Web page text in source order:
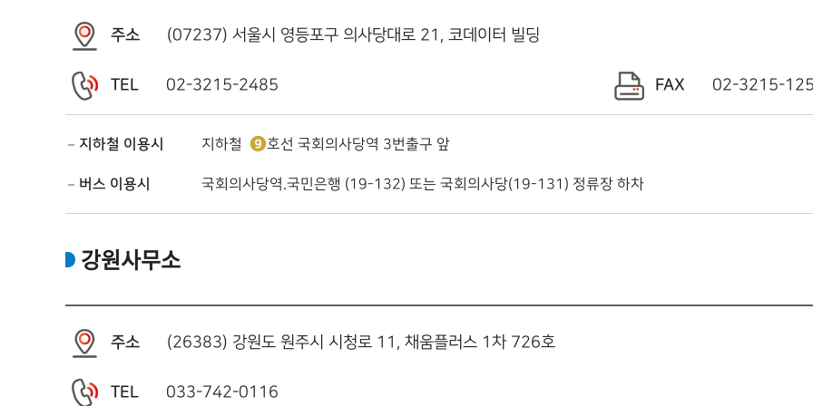
주소 (07237) 서울시 영등포구 의사당대로 21, 코데이터 빌딩
TEL 02-3215-2485 FAX 02-3215-
지하철 이용시 지하철 호선 국회의사당역 3번출구 앞
버스 이용시 국회의사당역.국민은행 (19-132) 또는 국회의사당(19-131) 정류장 하차
강원사무소
주소 (26383) 강원도 원주시 시청로 11, 채움플러스 1차 726호
TEL 033-742-0116